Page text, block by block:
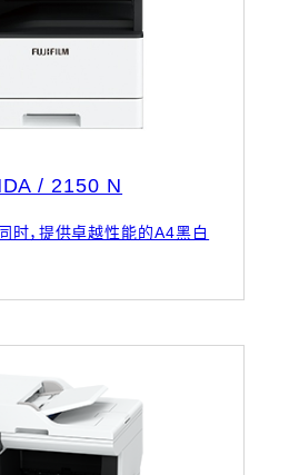
/ 2150 N
时，提供卓越性能的A4黑白